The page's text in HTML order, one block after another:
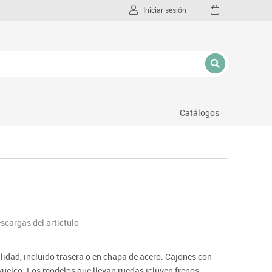
Iniciar sesión
Catálogos
del artíctulo
incluido trasera o en chapa de acero. Cajones con